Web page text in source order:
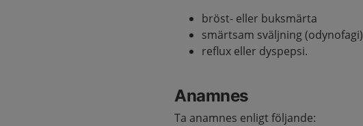
bröst- eller buksmärta
smärtsam sväljning (odynofagi)
reflux eller dyspepsi.
Anamnes
Ta anamnes enligt följande: